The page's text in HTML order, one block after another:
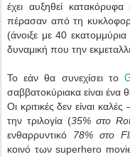
έχει αυξηθεί
πέρασαν από τη
(άνοιξε με 40
δυναμική που την
Το εάν θα συνεχίσει το
σαββατοκύριακα είναι ένα
Οι κριτικές δεν είναι
την τριλογία (35% στο
ενθαρρυντικό 78% στο
κοινό των superhero